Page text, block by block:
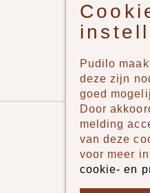
Algemene
Pudilo
deze zijn
goed
Door
melding
van deze
voor meer
cookie- en